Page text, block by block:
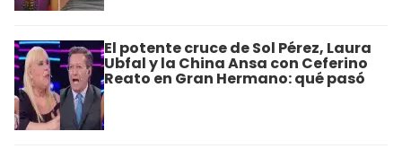
El potente cruce de Sol Pérez, Laura
Ubfal y la China Ansa con Ceferino
Reato en Gran Hermano: qué pasó